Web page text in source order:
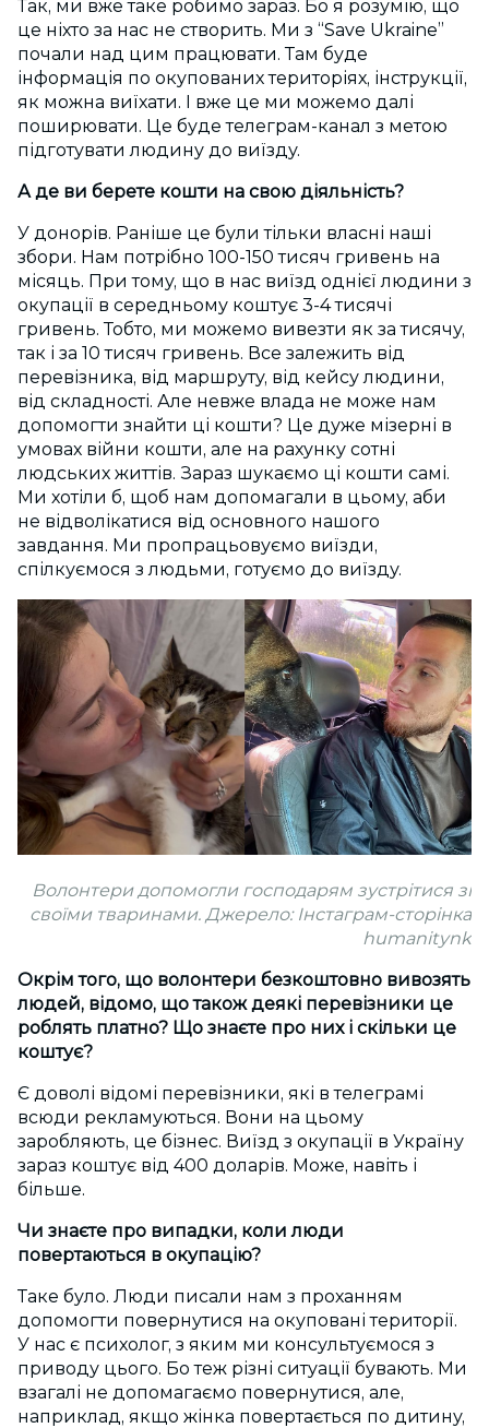
Так, ми вже таке робимо зараз. Бо я розумію, що
це ніхто за нас не створить. Ми з “Save Ukraine”
почали над цим працювати. Там буде
інформація по окупованих територіях, інструкції,
як можна виїхати. І вже це ми можемо далі
поширювати. Це буде телеграм-канал з метою
підготувати людину до виїзду.
А де ви берете кошти на свою діяльність?
У донорів. Раніше це були тільки власні наші
збори. Нам потрібно 100-150 тисяч гривень на
місяць. При тому, що в нас виїзд однієї людини з
окупації в середньому коштує 3-4 тисячі
гривень. Тобто, ми можемо вивезти як за тисячу,
так і за 10 тисяч гривень. Все залежить від
перевізника, від маршруту, від кейсу людини,
від складності. Але невже влада не може нам
допомогти знайти ці кошти? Це дуже мізерні в
умовах війни кошти, але на рахунку сотні
людських життів. Зараз шукаємо ці кошти самі.
Ми хотіли б, щоб нам допомагали в цьому, аби
не відволікатися від основного нашого
завдання. Ми пропрацьовуємо виїзди,
спілкуємося з людьми, готуємо до виїзду.
Волонтери допомогли господарям зустрітися зі
своїми тваринами. Джерело: Інстаграм-сторінка
humanitynk
Окрім того, що волонтери безкоштовно вивозять
людей, відомо, що також деякі перевізники це
роблять платно? Що знаєте про них і скільки це
коштує?
Є доволі відомі перевізники, які в телеграмі
всюди рекламуються. Вони на цьому
заробляють, це бізнес. Виїзд з окупації в Україну
зараз коштує від 400 доларів. Може, навіть і
більше.
Чи знаєте про випадки, коли люди
повертаються в окупацію?
Таке було. Люди писали нам з проханням
допомогти повернутися на окуповані території.
У нас є психолог, з яким ми консультуємося з
приводу цього. Бо теж різні ситуації бувають. Ми
взагалі не допомагаємо повернутися, але,
наприклад, якщо жінка повертається по дитину,